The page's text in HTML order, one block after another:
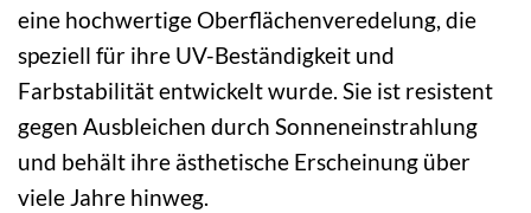
eine hochwertige Oberflächenveredelung, die
speziell für ihre UV-Beständigkeit und
Farbstabilität entwickelt wurde. Sie ist resistent
gegen Ausbleichen durch Sonneneinstrahlung
und behält ihre ästhetische Erscheinung über
viele Jahre hinweg.